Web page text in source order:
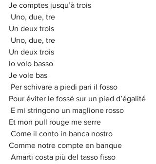
Je comptes jusqu’à trois
Uno, due, tre
Un deux trois
Uno, due, tre
Un deux trois
Io volo basso
Je vole bas
Per schivare a piedi pari il fosso
Pour éviter le fossé sur un pied d’égalité
E mi stringono un maglione rosso
Et mon pull rouge me serre
Come il conto in banca nostro
Comme notre compte en banque
Amarti costa più del tasso fisso